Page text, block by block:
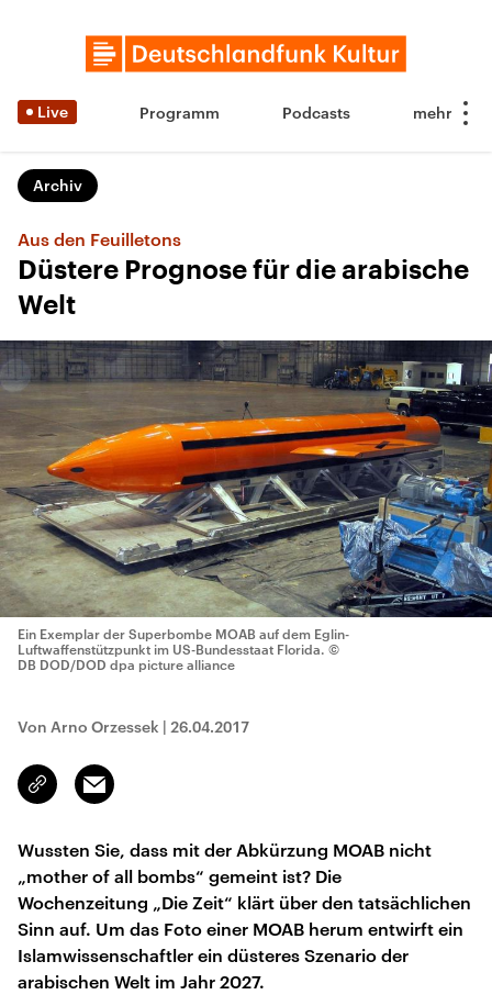
Live Programm Podcasts
Archiv
Aus den Feuilletons
Düstere Prognose für die arabische
Welt
Ein Exemplar der Superbombe MOAB auf dem Eglin-
Luftwaffenstützpunkt im US-Bundesstaat Florida. ©
DB DOD/DOD dpa picture alliance
Von Arno Orzessek | 26.04.2017
Link
kopieren/teilen
Email
Wussten Sie, dass mit der Abkürzung MOAB nicht
„mother of all bombs“ gemeint ist? Die
Wochenzeitung „Die Zeit“ klärt über den tatsächlichen
Sinn auf. Um das Foto einer MOAB herum entwirft ein
Islamwissenschaftler ein düsteres Szenario der
arabischen Welt im Jahr 2027.